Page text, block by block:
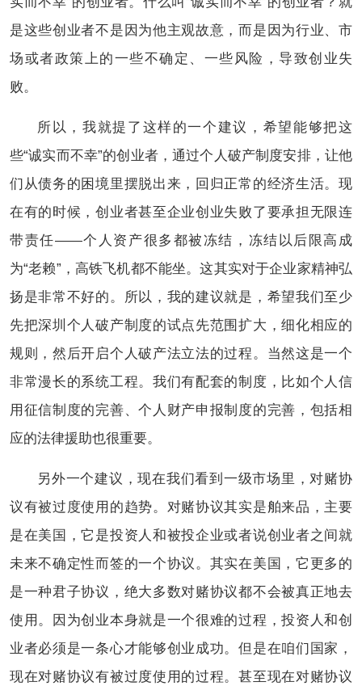
是这些创业者不是因为他主观故意，而是因为行业、市
场或者政策上的一些不确定、一些风险，导致创业失
败。
所以，我就提了这样的一个建议，希望能够把这
些“诚实而不幸”的创业者，通过个人破产制度安排，让他
们从债务的困境里摆脱出来，回归正常的经济生活。现
在有的时候，创业者甚至企业创业失败了要承担无限连
带责任——个人资产很多都被冻结，冻结以后限高成
为“老赖”，高铁飞机都不能坐。这其实对于企业家精神弘
扬是非常不好的。所以，我的建议就是，希望我们至少
先把深圳个人破产制度的试点先范围扩大，细化相应的
规则，然后开启个人破产法立法的过程。当然这是一个
非常漫长的系统工程。我们有配套的制度，比如个人信
用征信制度的完善、个人财产申报制度的完善，包括相
应的法律援助也很重要。
另外一个建议，现在我们看到一级市场里，对赌协
议有被过度使用的趋势。对赌协议其实是舶来品，主要
是在美国，它是投资人和被投企业或者说创业者之间就
未来不确定性而签的一个协议。其实在美国，它更多的
是一种君子协议，绝大多数对赌协议都不会被真正地去
使用。因为创业本身就是一个很难的过程，投资人和创
业者必须是一条心才能够创业成功。但是在咱们国家，
现在对赌协议有被过度使用的过程。甚至现在对赌协议